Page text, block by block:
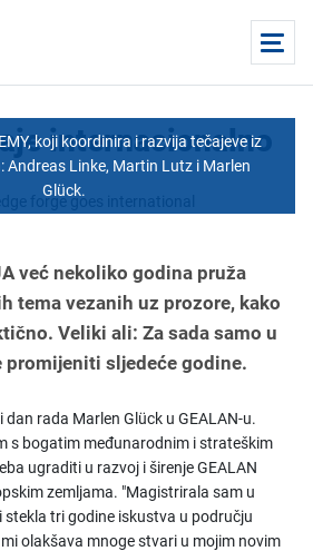
internacionalno
koji koordinira i razvija tečajeve iz
Andreas Linke, Martin Lutz i Marlen
Glück.
već nekoliko godina pruža
tema vezanih uz prozore, kako
Veliki ali: Za sada samo u
promijeniti sljedeće godine.
rada Marlen Glück u GEALAN-u.
s bogatim međunarodnim i strateškim
ugraditi u razvoj i širenje GEALAN
zemljama. "Magistrirala sam u
tri godine iskustva u području
olakšava mnoge stvari u mojim novim